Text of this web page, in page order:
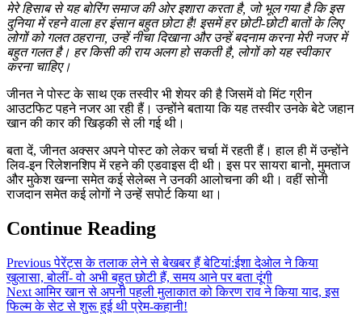
मेरे हिसाब से यह बोरिंग समाज की ओर इशारा करता है, जो भूल गया है कि इस
दुनिया में रहने वाला हर इंसान बहुत छोटा है! इसमें हर छोटी-छोटी बातों के लिए
लोगों को गलत ठहराना, उन्हें नीचा दिखाना और उन्हें बदनाम करना मेरी नजर में
बहुत गलत है। हर किसी की राय अलग हो सकती है, लोगों को यह स्वीकार
करना चाहिए।
जीनत ने पोस्ट के साथ एक तस्वीर भी शेयर की है जिसमें वो मिंट ग्रीन
आउटफिट पहने नजर आ रही हैं। उन्होंने बताया कि यह तस्वीर उनके बेटे जहान
खान की कार की खिड़की से ली गई थी।
बता दें, जीनत अक्सर अपने पोस्ट को लेकर चर्चा में रहती हैं। हाल ही में उन्होंने
लिव-इन रिलेशनशिप में रहने की एडवाइस दी थी। इस पर सायरा बानो, मुमताज
और मुकेश खन्ना समेत कई सेलेब्स ने उनकी आलोचना की थी। वहीं सोनी
राजदान समेत कई लोगों ने उन्हें सपोर्ट किया था।
Continue Reading
Previousपेरेंट्स के तलाक लेने से बेखबर हैं बेटियां:ईशा देओल ने किया
खुलासा, बोलीं- वो अभी बहुत छोटी हैं, समय आने पर बता दूंगी
Next आमिर खान से अपनी पहली मुलाकात को किरण राव ने किया याद, इस
फिल्म के सेट से शुरू हुई थी प्रेम-कहानी!